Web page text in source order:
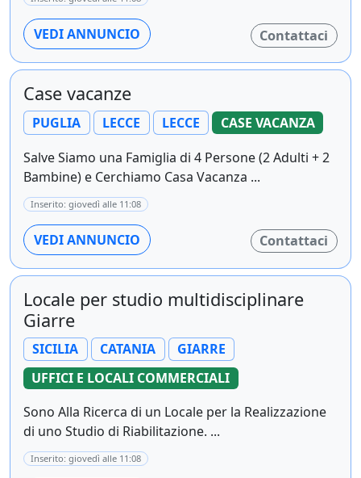
VEDI ANNUNCIO Contattaci
Case vacanze
PUGLIA LECCE LECCE
CASE VACANZA
Salve Siamo una Famiglia di 4 Persone (2 Adulti + 2
Bambine) e Cerchiamo Casa Vacanza ...
Inserito: giovedì alle 11:08
VEDI ANNUNCIO Contattaci
Locale per studio multidisciplinare
Giarre
SICILIA CATANIA
GIARRE
UFFICI E LOCALI COMMERCIALI
Sono Alla Ricerca di un Locale per la Realizzazione
di uno Studio di Riabilitazione. ...
Inserito: giovedì alle 11:08